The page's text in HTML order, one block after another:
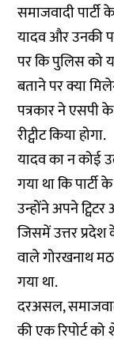
समाजवादी पार्टी
यादव और उनकी
पर कि पुलिस को
बताने पर क्या
पत्रकार ने एसपी
रीट्वीट किया होगा.
यादव का न कोई
गया था कि
उन्होंने अपने
जिसमें उत्तर
वाले गोरखनाथ
गया था.
दरअसल,
की एक रिपोर्ट